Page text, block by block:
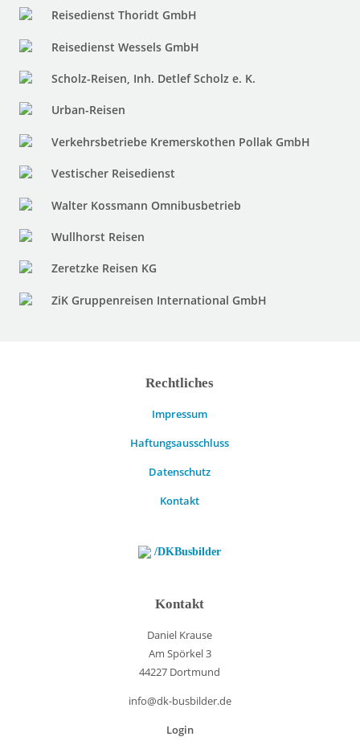
Reisedienst Thoridt GmbH
Reisedienst Wessels GmbH
Scholz-Reisen, Inh. Detlef Scholz e. K.
Urban-Reisen
Verkehrsbetriebe Kremerskothen Pollak GmbH
Vestischer Reisedienst
Walter Kossmann Omnibusbetrieb
Wullhorst Reisen
Zeretzke Reisen KG
ZiK Gruppenreisen International GmbH
Rechtliches
Impressum
Haftungsausschluss
Datenschutz
Kontakt
/DKBusbilder
Kontakt
Daniel Krause
Am Spörkel 3
44227 Dortmund
info@dk-busbilder.de
Login